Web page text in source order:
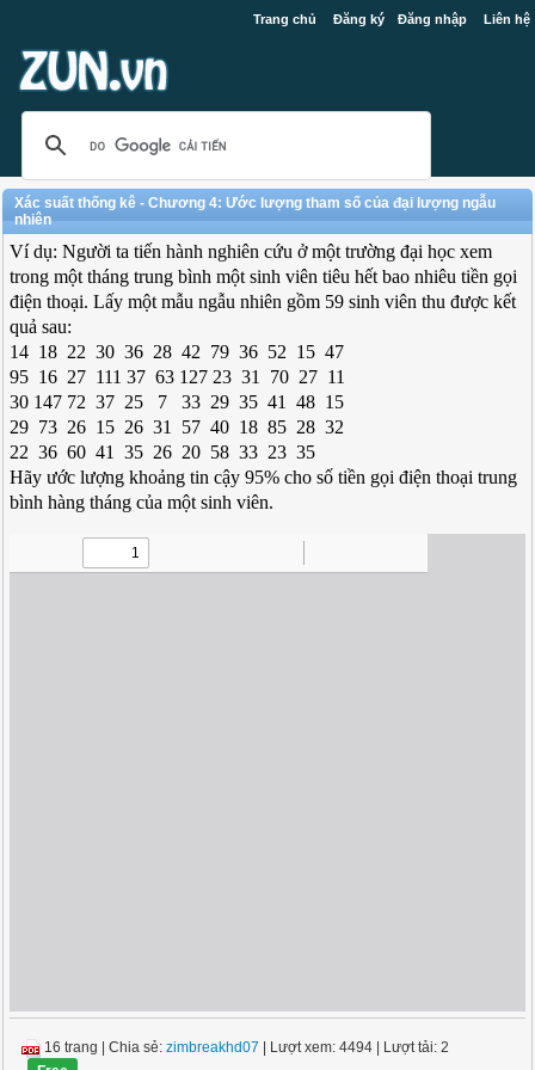
Trang chủ Đăng ký Đăng nhập Liên hệ
Xác suất thống kê - Chương 4: Ước lượng tham số của đại lượng ngẫu
nhiên
Ví dụ: Người ta tiến hành nghiên cứu ở một trường đại học xem
trong một tháng trung bình một sinh viên tiêu hết bao nhiêu tiền gọi
điện thoại. Lấy một mẫu ngẫu nhiên gồm 59 sinh viên thu được kết
quả sau:
14 18 22 30 36 28 42 79 36 52 15 47
95 16 27 111 37 63 127 23 31 70 27 11
30 147 72 37 25 7 33 29 35 41 48 15
29 73 26 15 26 31 57 40 18 85 28 32
22 36 60 41 35 26 20 58 33 23 35
Hãy ước lượng khoảng tin cậy 95% cho số tiền gọi điện thoại trung
bình hàng tháng của một sinh viên.
16 trang |Chia sẻ:zimbreakhd07 | Lượt xem: 4494 | Lượt tải: 2